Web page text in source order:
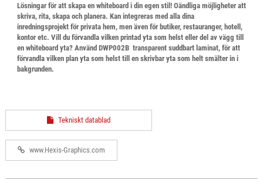
Lösningar för att skapa en whiteboard i din egen stil! Oändliga möjligheter att
skriva, rita, skapa och planera. Kan integreras med alla dina
inredningsprojekt för privata hem, men även för butiker, restauranger, hotell,
kontor etc. Vill du förvandla vilken printad yta som helst eller del av vägg till
en whiteboard yta? Använd DWP002B  transparent suddbart laminat, för att
förvandla vilken plan yta som helst till en skrivbar yta som helt smälter in i
bakgrunden.
Tekniskt datablad
www.Hexis-Graphics.com